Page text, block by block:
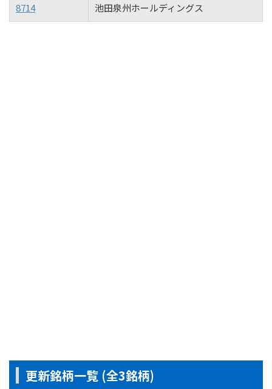
8714 池田泉州ホールディングス
更新銘柄一覧 (全3銘柄)